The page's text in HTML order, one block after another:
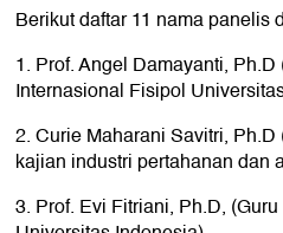
Berikut daftar 11 nama panelis
1. Prof. Angel Damayanti,
Internasional Fisipol
2. Curie Maharani Savitri,
kajian industri pertahanan dan
3. Prof. Evi Fitriani, Ph.D,